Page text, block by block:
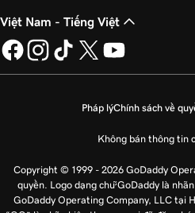
Việt Nam - Tiếng Việt
Pháp lýChính sách về
Không bán thông tin
Copyright © 1999 - 2026 GoDaddy
quyền. Logo dạng chữ GoDaddy là
GoDaddy Operating Company, LLC tại